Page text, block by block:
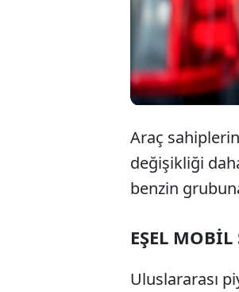
Araç
değişikliği
benzin
EŞEL MOBİL
Uluslararası